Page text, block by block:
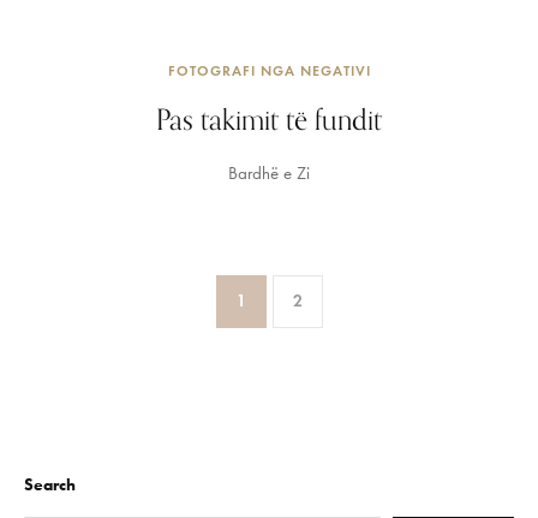
FOTOGRAFI NGA NEGATIVI
Pas takimit të fundit
Bardhë e Zi
1 2
Search